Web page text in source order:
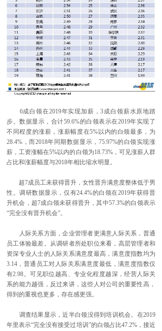
6成白领在2019年实现加薪，3成白领薪水原地踏
步。数据显示，合计59.6%的白领表示在2019年实现了
不同程度的涨薪，涨薪幅度在5%以内的白领最多，为
28.4%，而2018年同期数据显示，75.97%的白领实现涨
薪，工资涨幅在5%以内的白领为18.73%，可见涨薪人群
占比和涨薪幅度与2018年相比缩水明显。
超7成员工未获得晋升，女性晋升满意度整体低于男
性。调研数据显示，仅有24.4%的白领在2019年获得晋
升机会，超7成白领未获得晋升，其中57.3%的白领表示
“完全没有晋升机会”。
人际关系方面，企业管理者更满意人际关系，普通
员工体验最差。从调研者所处职位来看，高层管理者和
资深专业人士的人际关系满意度最高，满意度指数均为
3.14，普通员工对人际关系满意度最低，满意度指数仅
有2.98。可见职位越高、专业化程度越深，经营人际关
系的能力越强，反过来讲，这些人对公司的重要性高，
得到的重视也更多，存在感更强。
调查结果显示，近半白领没得到培训机会。在2019
年里表示“完全没有接受过培训”的白领占比47.2%，接近